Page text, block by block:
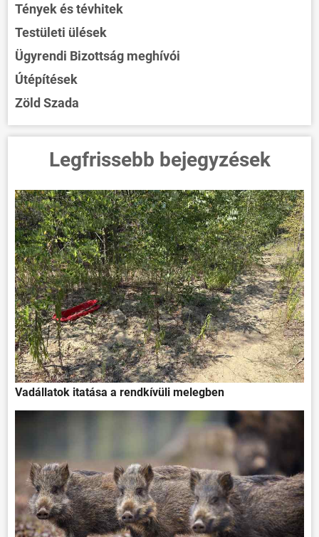
Tények és tévhitek
Testületi ülések
Ügyrendi Bizottság meghívói
Útépítések
Zöld Szada
Legfrissebb bejegyzések
Vadállatok itatása a rendkívüli melegben